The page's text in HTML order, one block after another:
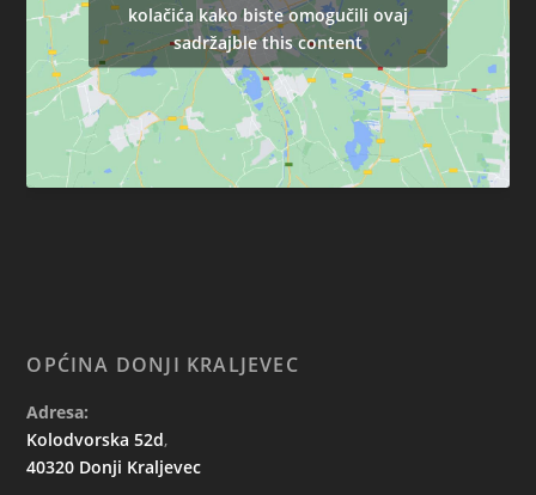
kolačića kako biste omogučili ovaj
sadržajble this content
OPĆINA DONJI KRALJEVEC
Adresa:
Kolodvorska 52d,
40320 Donji Kraljevec